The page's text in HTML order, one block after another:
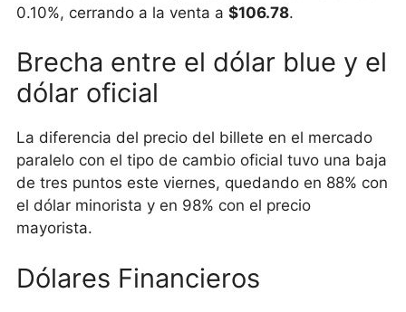
0.10%, cerrando a la venta a $106.78.
Brecha entre el dólar blue y el
dólar oficial
La diferencia del precio del billete en el mercado
paralelo con el tipo de cambio oficial tuvo una baja
de tres puntos este viernes, quedando en 88% con
el dólar minorista y en 98% con el precio
mayorista.
Dólares Financieros